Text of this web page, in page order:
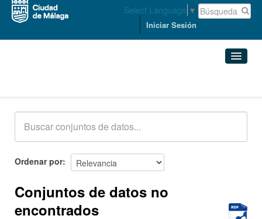
Select Language ▼
Iniciar Sesión
Acerca de
Ordenar por
Conjuntos de datos no
encontrados